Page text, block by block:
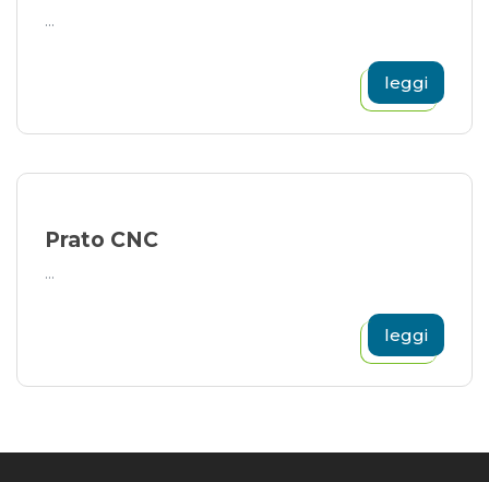
...
leggi
Prato CNC
...
leggi